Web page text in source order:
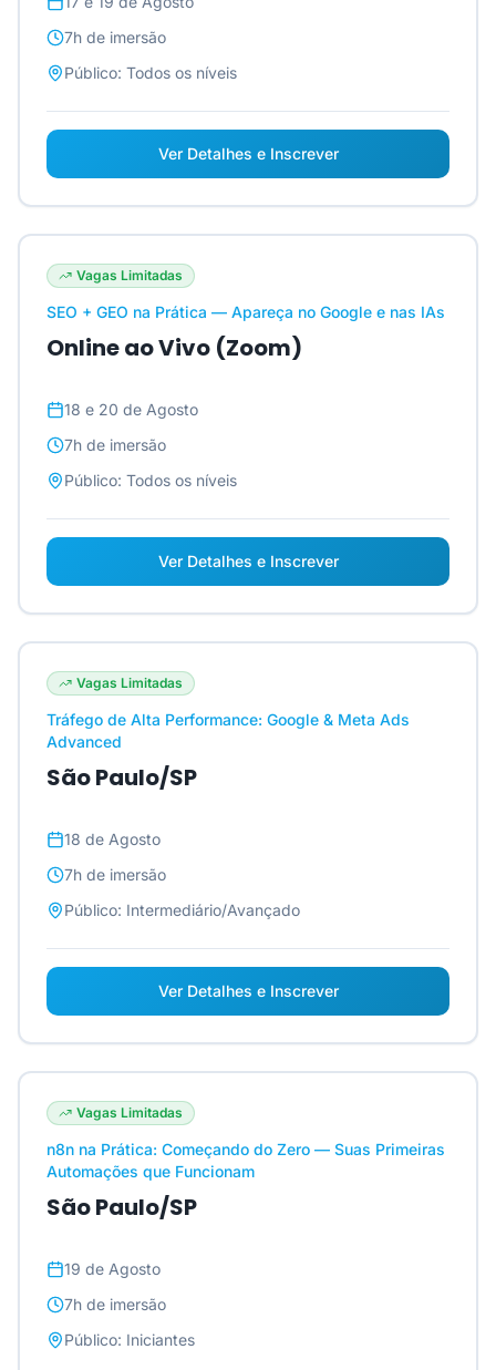
7h de imersão
Público: Todos os níveis
Ver Detalhes e Inscrever
Vagas Limitadas
SEO + GEO na Prática — Apareça no Google e nas IAs
Online ao Vivo (Zoom)
18 e 20 de Agosto
7h de imersão
Público: Todos os níveis
Ver Detalhes e Inscrever
Vagas Limitadas
Tráfego de Alta Performance: Google & Meta Ads
Advanced
São Paulo/SP
18 de Agosto
7h de imersão
Público: Intermediário/Avançado
Ver Detalhes e Inscrever
Vagas Limitadas
n8n na Prática: Começando do Zero — Suas Primeiras
Automações que Funcionam
São Paulo/SP
19 de Agosto
7h de imersão
Público: Iniciantes